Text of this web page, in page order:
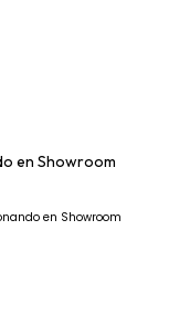
en Showroom
en Showroom